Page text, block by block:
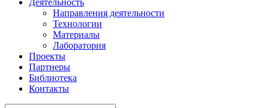
Деятельность
Направления деятельности
Технологии
Материалы
Лаборатория
Проекты
Партнеры
Библиотека
Контакты